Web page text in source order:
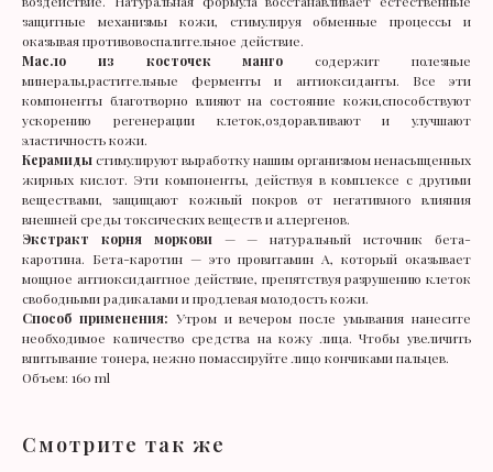
защитные механизмы кожи, стимулируя обменные процессы и
оказывая противовоспалительное действие.
Масло из косточек манго содержит полезные
минералы,растительные ферменты и антиоксиданты. Все эти
компоненты благотворно влияют на состояние кожи,способствуют
ускорению регенерации клеток,оздоравливают и улучшают
эластичность кожи.
Керамидыстимулируют выработку нашим организмом ненасыщенных
жирных кислот. Эти компоненты, действуя в комплексе с другими
веществами, защищают кожный покров от негативного влияния
внешней среды токсических веществ и аллергенов.
Экстракт корня моркови— — натуральный источник бета-
каротина. Бета-каротин — это провитамин A, который оказывает
мощное антиоксидантное действие, препятствуя разрушению клеток
свободными радикалами и продлевая молодость кожи.
Способ применения: Утром и вечером после умывания нанесите
необходимое количество средства на кожу лица. Чтобы увеличить
впитывание тонера, нежно помассируйте лицо кончиками пальцев.
Объем: 160 ml
Смотрите так же
Производители
Оплата и доставка
Правила
+7 (929) 901 4375
УХОД ЗА ЛИЦОМ
Тонер
Эмульсия, лосьон
Сыворотка
Крем
Вокруг глаз